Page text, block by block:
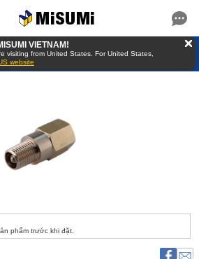
VIETNAM!
visiting from United States. For United States,
website
phẩm trước khi đặt.